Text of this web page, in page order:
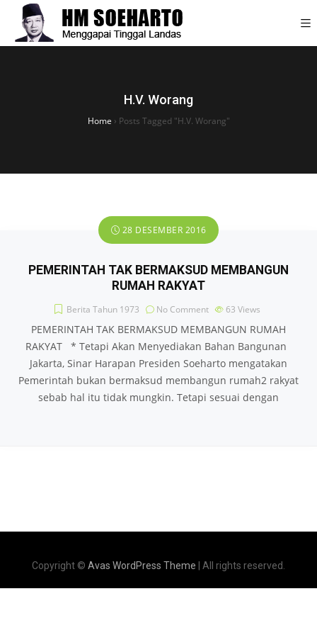
H.V. Worang
Home › Posts Tagged "H.V. Worang"
28 DESEMBER 2016
PEMERINTAH TAK BERMAKSUD MEMBANGUN
RUMAH RAKYAT
Berita Tahun 1973 No Comment 63 Views
PEMERINTAH TAK BERMAKSUD MEMBANGUN RUMAH
RAKYAT * Tetapi Akan Menyediakan Bahan Bangunan
Jakarta, Sinar Harapan Presiden Soeharto mengatakan
Pemerintah bukan bermaksud membangun rumah2 rakyat
sebab hal itu tidak mungkin. Tetapi sesuai dengan
Copyright © Avas WordPress Theme | All rights reserved.